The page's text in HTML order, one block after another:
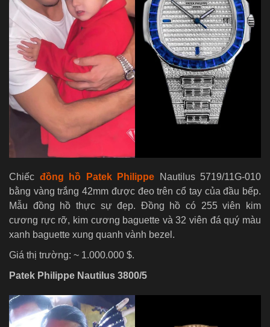
Chiếc đồng hồ Patek Philippe Nautilus 5719/11G-010
bằng vàng trắng 42mm được đeo trên cổ tay của đầu bếp.
Mẫu đồng hồ thực sự đẹp. Đồng hồ có 255 viên kim
cương rực rỡ, kim cương baguette và 32 viên đá quý màu
xanh baguette xung quanh vành bezel.
Giá thị trường: ~ 1.000.000 $.
Patek Philippe Nautilus 3800/5